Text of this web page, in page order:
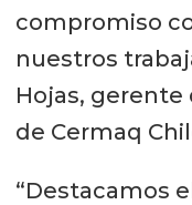
compromiso
nuestros
Hojas, gerente
de Cermaq
“Destacamos